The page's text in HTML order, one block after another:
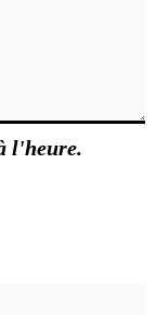
l'heure.